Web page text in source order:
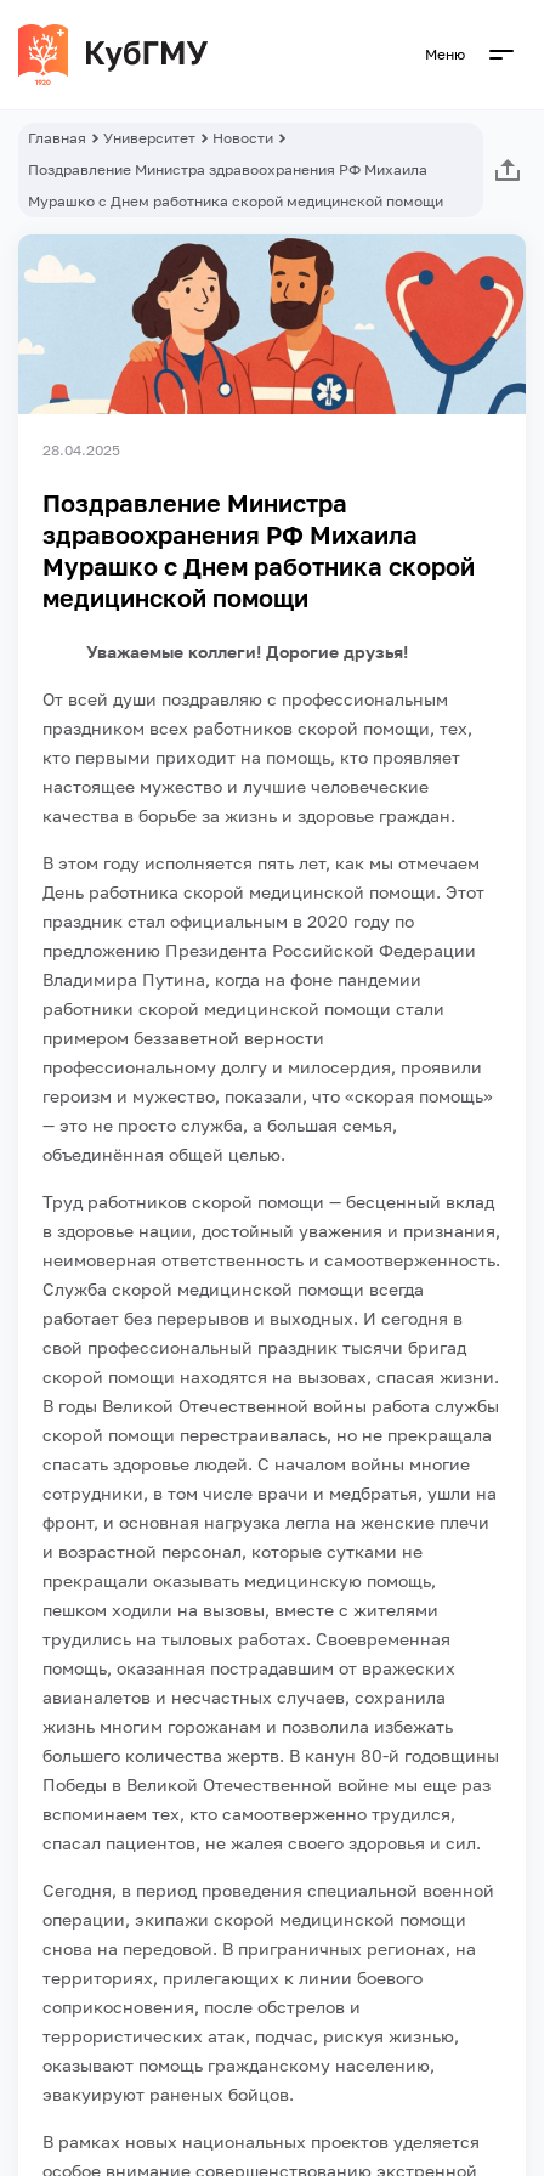
Меню
Главная Университет
Новости
Поздравление Министра здравоохранения РФ Михаила
Мурашко с Днем работника скорой медицинской помощи
28.04.2025
Поздравление Министра
здравоохранения РФ Михаила
Мурашко с Днем работника скорой
медицинской помощи
Уважаемые коллеги! Дорогие друзья!
От всей души поздравляю с профессиональным
праздником всех работников скорой помощи, тех,
кто первыми приходит на помощь, кто проявляет
настоящее мужество и лучшие человеческие
качества в борьбе за жизнь и здоровье граждан.
В этом году исполняется пять лет, как мы отмечаем
День работника скорой медицинской помощи. Этот
праздник стал официальным в 2020 году по
предложению Президента Российской Федерации
Владимира Путина, когда на фоне пандемии
работники скорой медицинской помощи стали
примером беззаветной верности
профессиональному долгу и милосердия, проявили
героизм и мужество, показали, что «скорая помощь»
— это не просто служба, а большая семья,
объединённая общей целью.
Труд работников скорой помощи — бесценный вклад
в здоровье нации, достойный уважения и признания,
неимоверная ответственность и самоотверженность.
Служба скорой медицинской помощи всегда
работает без перерывов и выходных. И сегодня в
свой профессиональный праздник тысячи бригад
скорой помощи находятся на вызовах, спасая жизни.
В годы Великой Отечественной войны работа службы
скорой помощи перестраивалась, но не прекращала
спасать здоровье людей. С началом войны многие
сотрудники, в том числе врачи и медбратья, ушли на
фронт, и основная нагрузка легла на женские плечи
и возрастной персонал, которые сутками не
прекращали оказывать медицинскую помощь,
пешком ходили на вызовы, вместе с жителями
трудились на тыловых работах. Своевременная
помощь, оказанная пострадавшим от вражеских
авианалетов и несчастных случаев, сохранила
жизнь многим горожанам и позволила избежать
большего количества жертв. В канун 80-й годовщины
Победы в Великой Отечественной войне мы еще раз
вспоминаем тех, кто самоотверженно трудился,
спасал пациентов, не жалея своего здоровья и сил.
Сегодня, в период проведения специальной военной
операции, экипажи скорой медицинской помощи
снова на передовой. В приграничных регионах, на
территориях, прилегающих к линии боевого
соприкосновения, после обстрелов и
террористических атак, подчас, рискуя жизнью,
оказывают помощь гражданскому населению,
эвакуируют раненых бойцов.
В рамках новых национальных проектов уделяется
особое внимание совершенствованию экстренной